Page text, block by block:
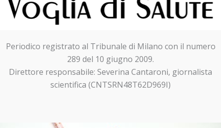
Periodico registrato al Tribunale di Milano con il numero
289 del 10 giugno 2009.
Direttore responsabile: Severina Cantaroni, giornalista
scientifica (CNTSRN48T62D969I)